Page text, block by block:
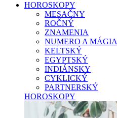
HOROSKOPY
MESAČNY
ROČNÝ
ZNAMENIA
NUMERO A MÁGIA
KELTSKÝ
EGYPTSKÝ
INDIÁNSKY
CYKLICKÝ
PARTNERSKÝ
HOROSKOPY